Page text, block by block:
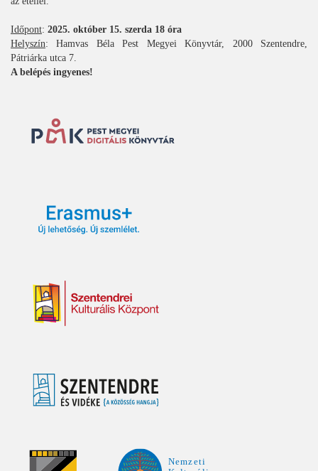
Időpont: 2025. október 15. szerda 18 óra
Helyszín: Hamvas Béla Pest Megyei Könyvtár, 2000 Szentendre,
Pátriárka utca 7.
A belépés ingyenes!